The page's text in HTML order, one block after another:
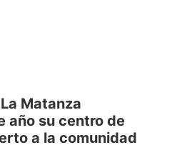
Matanza
año su centro de
a la comunidad